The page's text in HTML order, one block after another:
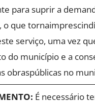
para suprir a
o que
serviço, uma vez
do município e a
obraspúblicas no
É necessário